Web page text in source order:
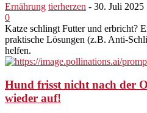
Ernährung tierherzen - 30. Juli 2025
0
Katze schlingt Futter und erbricht?
praktische Lösungen (z.B. Anti-
helfen.
Hund frisst nicht nach der
wieder auf!